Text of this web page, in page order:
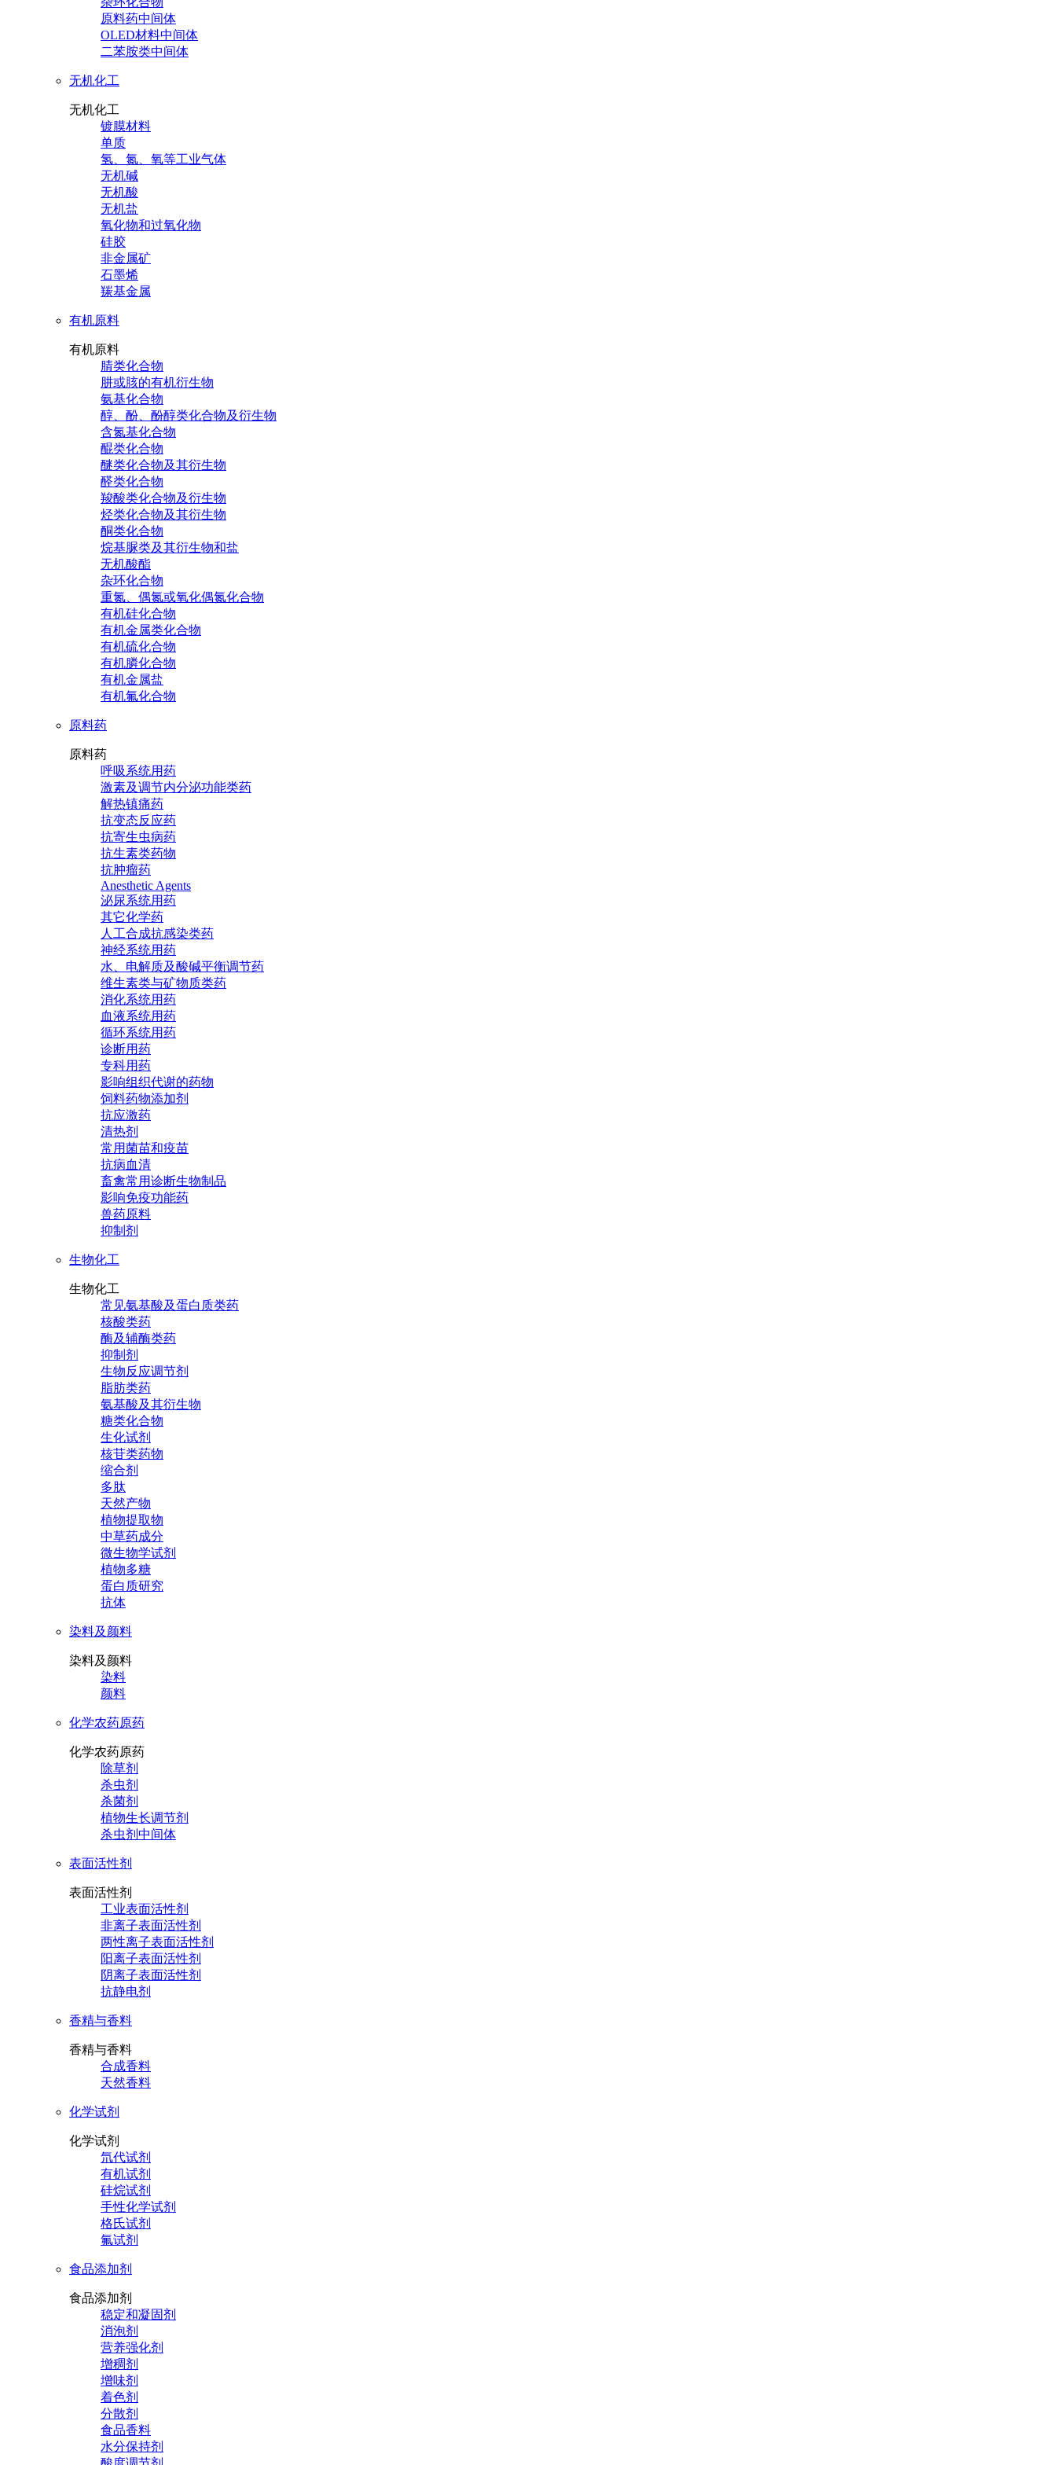
原料药中间体
OLED材料中间体
二苯胺类中间体
无机化工
无机化工
镀膜材料
单质
氢、氮、氧等工业气体
无机碱
无机酸
无机盐
氧化物和过氧化物
硅胶
非金属矿
石墨烯
羰基金属
有机原料
有机原料
腈类化合物
肼或胲的有机衍生物
氨基化合物
醇、酚、酚醇类化合物及衍生物
含氮基化合物
醌类化合物
醚类化合物及其衍生物
醛类化合物
羧酸类化合物及衍生物
烃类化合物及其衍生物
酮类化合物
烷基脲类及其衍生物和盐
无机酸酯
杂环化合物
重氮、偶氮或氧化偶氮化合物
有机硅化合物
有机金属类化合物
有机硫化合物
有机膦化合物
有机金属盐
有机氟化合物
原料药
原料药
呼吸系统用药
激素及调节内分泌功能类药
解热镇痛药
抗变态反应药
抗寄生虫病药
抗生素类药物
抗肿瘤药
Anesthetic Agents
泌尿系统用药
其它化学药
人工合成抗感染类药
神经系统用药
水、电解质及酸碱平衡调节药
维生素类与矿物质类药
消化系统用药
血液系统用药
循环系统用药
诊断用药
专科用药
影响组织代谢的药物
饲料药物添加剂
抗应激药
清热剂
常用菌苗和疫苗
抗病血清
畜禽常用诊断生物制品
影响免疫功能药
兽药原料
抑制剂
生物化工
生物化工
常见氨基酸及蛋白质类药
核酸类药
酶及辅酶类药
抑制剂
生物反应调节剂
脂肪类药
氨基酸及其衍生物
糖类化合物
生化试剂
核苷类药物
缩合剂
多肽
天然产物
植物提取物
中草药成分
微生物学试剂
植物多糖
蛋白质研究
抗体
染料及颜料
染料及颜料
染料
颜料
化学农药原药
化学农药原药
除草剂
杀虫剂
杀菌剂
植物生长调节剂
杀虫剂中间体
表面活性剂
表面活性剂
工业表面活性剂
非离子表面活性剂
两性离子表面活性剂
阳离子表面活性剂
阴离子表面活性剂
抗静电剂
香精与香料
香精与香料
合成香料
天然香料
化学试剂
化学试剂
氘代试剂
有机试剂
硅烷试剂
手性化学试剂
格氏试剂
氟试剂
食品添加剂
食品添加剂
稳定和凝固剂
消泡剂
营养强化剂
增稠剂
增味剂
着色剂
分散剂
食品香料
水分保持剂